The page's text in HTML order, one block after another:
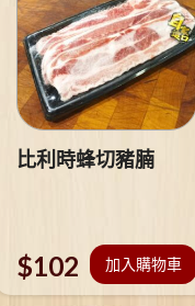
比利時蜂切豬腩
$102 加入購物車